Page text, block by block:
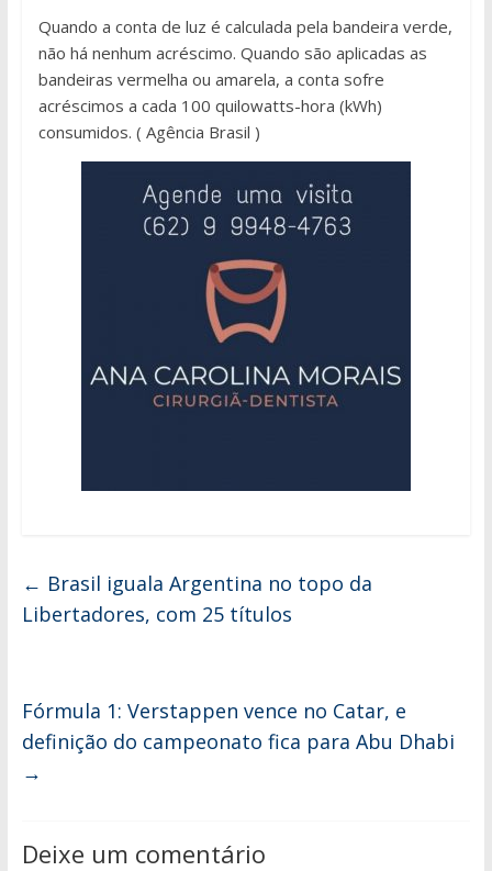
Quando a conta de luz é calculada pela bandeira verde,
não há nenhum acréscimo. Quando são aplicadas as
bandeiras vermelha ou amarela, a conta sofre
acréscimos a cada 100 quilowatts-hora (kWh)
consumidos. ( Agência Brasil )
← Brasil iguala Argentina no topo da
Libertadores, com 25 títulos
Fórmula 1: Verstappen vence no Catar, e
definição do campeonato fica para Abu Dhabi
→
Deixe um comentário